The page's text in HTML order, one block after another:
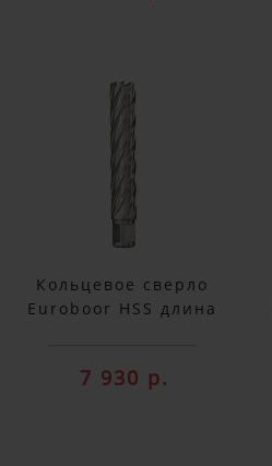
Кольцевое сверло
Euroboor HSS длина
7 930 р.